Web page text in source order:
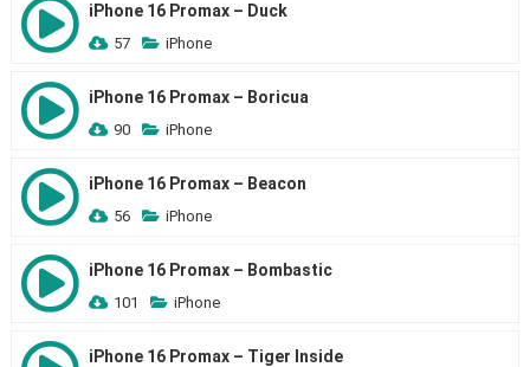
iPhone 16 Promax – Duck
57 iPhone
iPhone 16 Promax – Boricua
90 iPhone
iPhone 16 Promax – Beacon
56 iPhone
iPhone 16 Promax – Bombastic
101 iPhone
iPhone 16 Promax – Tiger Inside